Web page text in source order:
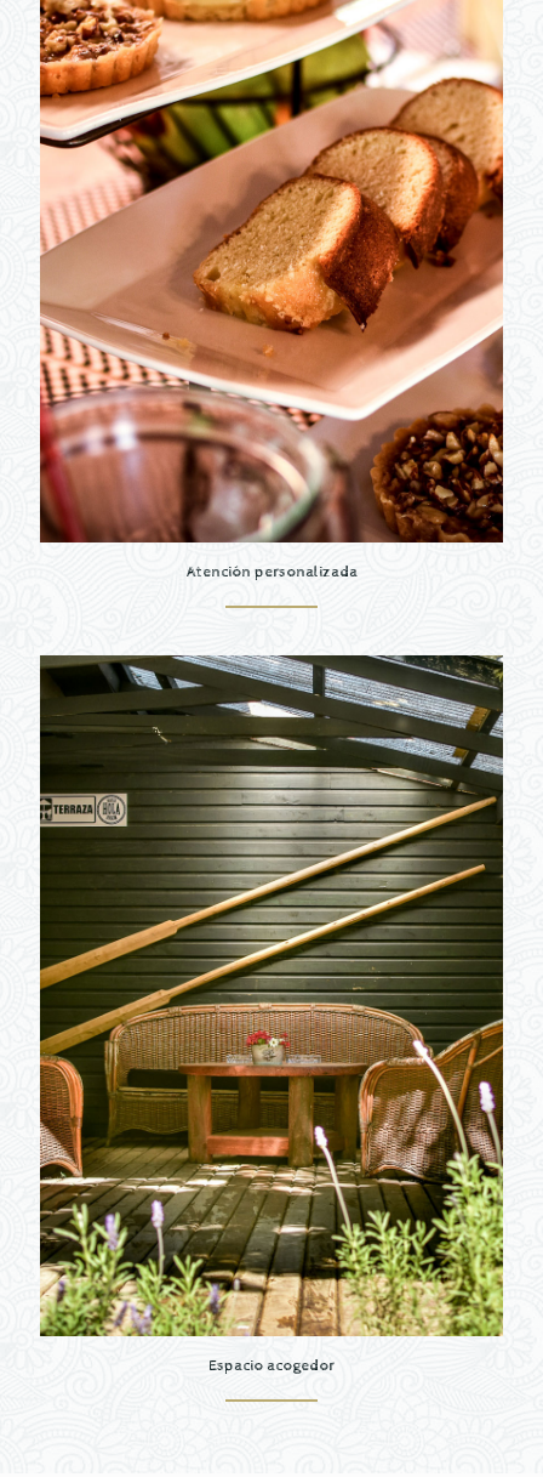
Atención personalizada
Espacio acogedor